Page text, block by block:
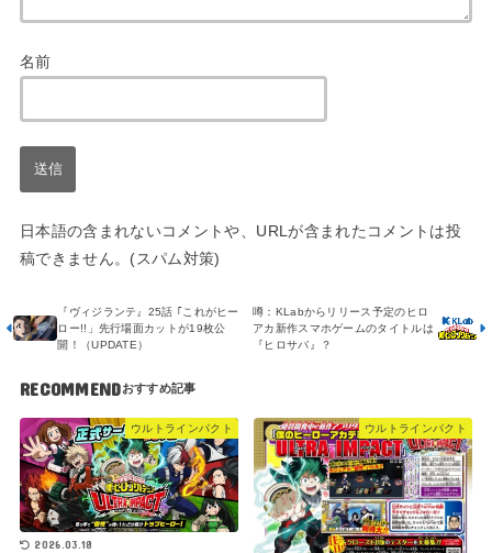
名前
日本語の含まれないコメントや、URLが含まれたコメントは投
稿できません。(スパム対策)
噂：KLabからリリース予定のヒロ
アカ新作スマホゲームのタイトルは
『ヒロサバ』？
『ヴィジランテ』25話 ｢これがヒー
ロー!!」先行場面カットが19枚公
開！（UPDATE）
RECOMMEND
ウルトラインパクト
2026.03.18
ウルトラインパクト